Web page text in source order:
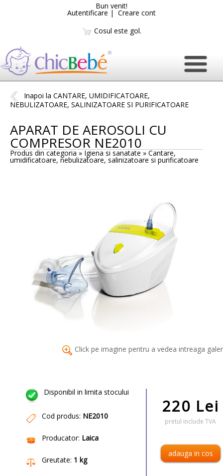
Bun venit!
Autentificare | Creare cont
Cosul este gol.
Inapoi la CANTARE, UMIDIFICATOARE,
NEBULIZATOARE, SALINIZATOARE SI PURIFICATOARE
APARAT DE AEROSOLI CU
COMPRESOR NE2010
Produs din categoria » Igiena si sanatate »Cantare,
umidificatoare, nebulizatoare, salinizatoare si purificatoare
Click pe imagine pentru a vedea intreaga
Disponibil in limita stocului
Cod produs: NE2010
Producator: Laica
Greutate: 1 kg
220 Lei
pretul include TVA